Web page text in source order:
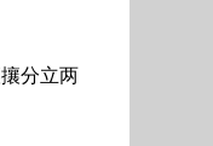
分立两